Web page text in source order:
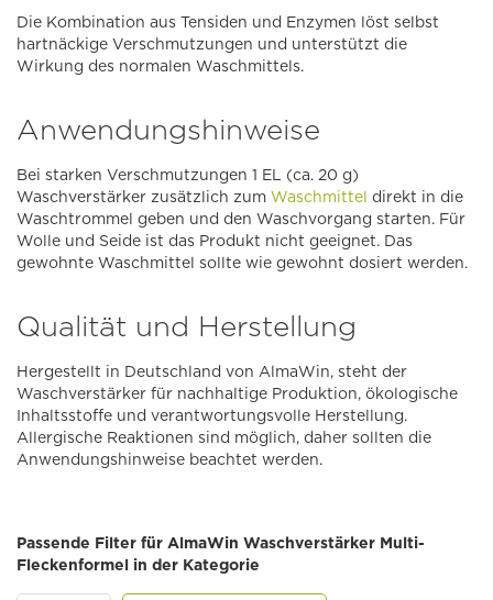
Die Kombination aus Tensiden und Enzymen löst selbst
hartnäckige Verschmutzungen und unterstützt die
Wirkung des normalen Waschmittels.
Anwendungshinweise
Bei starken Verschmutzungen 1 EL (ca. 20 g)
Waschverstärker zusätzlich zum Waschmittel direkt in die
Waschtrommel geben und den Waschvorgang starten. Für
Wolle und Seide ist das Produkt nicht geeignet. Das
gewohnte Waschmittel sollte wie gewohnt dosiert werden.
Qualität und Herstellung
Hergestellt in Deutschland von AlmaWin, steht der
Waschverstärker für nachhaltige Produktion, ökologische
Inhaltsstoffe und verantwortungsvolle Herstellung.
Allergische Reaktionen sind möglich, daher sollten die
Anwendungshinweise beachtet werden.
Passende Filter für AlmaWin Waschverstärker Multi-
Fleckenformel in der Kategorie